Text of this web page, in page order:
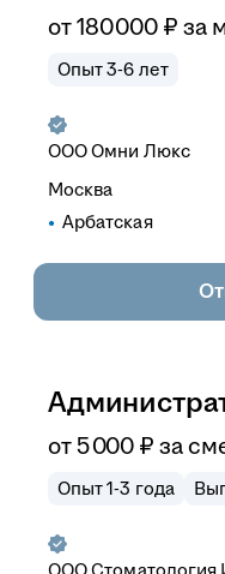
от180 000 ₽ за
Опыт 3-6 лет
ООООмни Люкс
Москва
Арбатская
от5 000 ₽ за
Опыт 1-3 года
ОООСтоматология